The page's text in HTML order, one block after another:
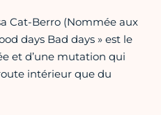
Cat-Berro (Nommée aux
days Bad days » est le
et d’une mutation qui
intérieur que du